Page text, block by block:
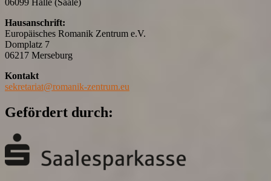
Hausanschrift:
Europäisches Romanik Zentrum e.V.
Domplatz 7
06217 Merseburg
Kontakt
sekretariat@romanik-zentrum.eu
Gefördert durch: